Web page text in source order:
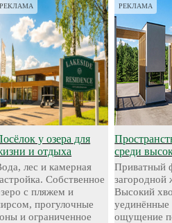
РЕКЛАМА
у озера для
и отдыха
лес и камерная
Собственное
с пляжем и
прогулочные
и ограниченное
РЕКЛАМА
среди
Приватный
загородной
Высокий
уединённые
ощущение